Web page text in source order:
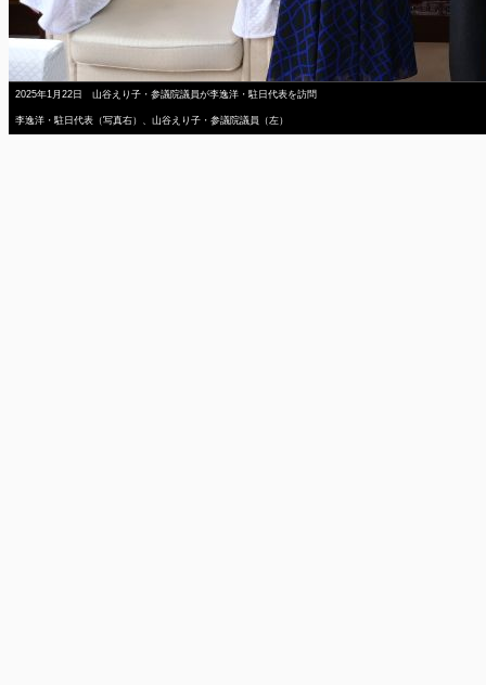
2025年1月22日 山谷えり子・参議院議員が李逸洋・駐日代表を訪問
李逸洋・駐日代表（写真右）、山谷えり子・参議院議員（左）